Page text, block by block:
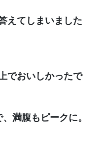
えてしまいました
でおいしかったで
満腹もピークに。